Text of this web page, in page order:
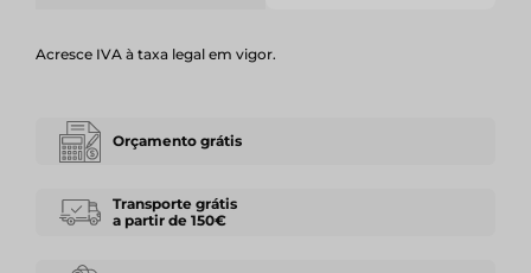
Acresce IVA à taxa legal em vigor.
Orçamento grátis
Transporte grátis
a partir de 150€